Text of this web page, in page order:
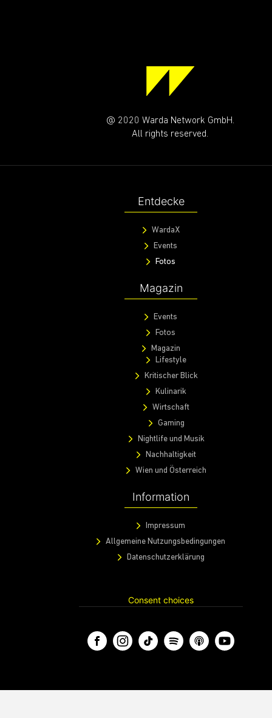
@ 2020 Warda Network GmbH.
All rights reserved.
Entdecke
WardaX
Events
Fotos
Magazin
Events
Fotos
Magazin
Lifestyle
Kritischer Blick
Kulinarik
Wirtschaft
Gaming
Nightlife und Musik
Nachhaltigkeit
Wien und Österreich
Information
Impressum
Allgemeine Nutzungsbedingungen
Datenschutzerklärung
Consent choices